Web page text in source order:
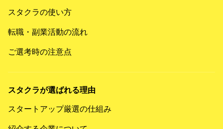
スタクラの使い方
転職・副業活動の流れ
ご選考時の注意点
スタクラが選ばれる理由
スタートアップ厳選の仕組み